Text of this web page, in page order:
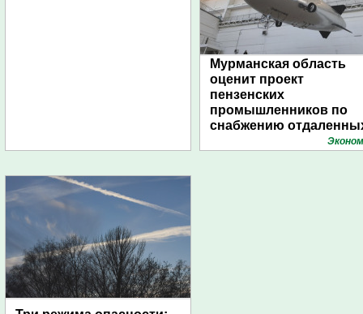
Мурманская область
оценит проект
пензенских
промышленников по
снабжению
поселений с помощью